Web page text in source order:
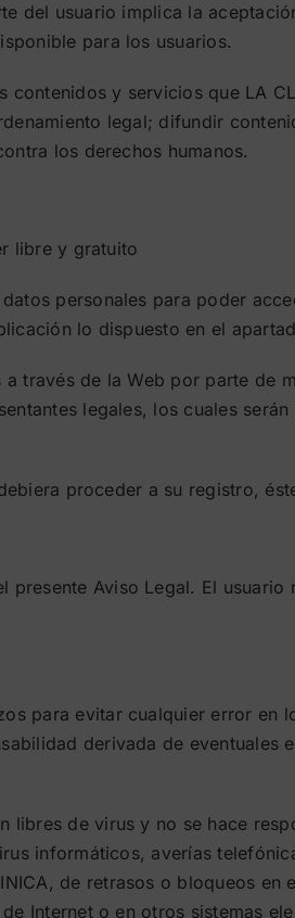
del usuario implica la
para los usuarios.
y servicios que LA
legal; difundir
los derechos humanos.
libre y gratuito
personales para poder
lo dispuesto en el
través de la Web por parte de
legales, los cuales
proceder a su registro,
Aviso Legal. El
para evitar cualquier error en
derivada de
libres de virus y no se hace
informáticos, averías
de retrasos o bloqueos
Internet o en otros sistemas